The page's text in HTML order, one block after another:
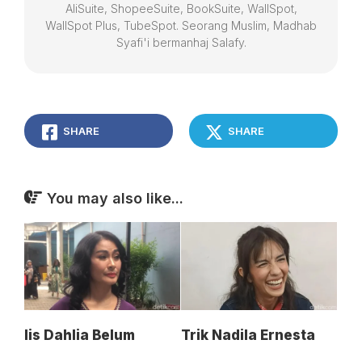
AliSuite, ShopeeSuite, BookSuite, WallSpot,
WallSpot Plus, TubeSpot. Seorang Muslim, Madhab
Syafi'i bermanhaj Salafy.
SHARE SHARE
You may also like...
Iis Dahlia Belum
Trik Nadila Ernesta